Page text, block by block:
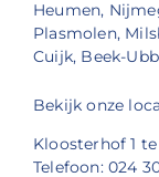
Heumen,
Plasmolen,
Cuijk, Beek-
Bekijk onze
Kloosterhof 1
Telefoon: 024